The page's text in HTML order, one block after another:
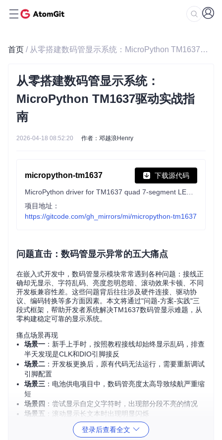
首页 / 从零搭建数码管显示系统：MicroPython TM1637驱动实战指南
从零搭建数码管显示系统：
MicroPython TM1637驱动实战指
南
2026-04-18 08:52:20 作者：邓越浪Henry
micropython-tm1637 下载源代码
项目地址：
https://gitcode.com/gh_mirrors/mi/micropython-tm1637
问题直击：数码管显示异常的五大痛点
在嵌入式开发中，数码管显示模块常常遇到各种问题：接线正
确却无显示、字符乱码、亮度忽明忽暗、滚动效果卡顿、不同
开发板兼容性差。这些问题背后往往涉及硬件连接、驱动协
议、编码转换等多方面因素。本文将通过"问题-方案-实践"三
段式框架，帮助开发者系统解决TM1637数码管显示难题，从
零构建稳定可靠的显示系统。
痛点场景再现
场景一 ：新手上手时，按照教程接线却始终显示乱码，排查
半天发现是CLK和DIO引脚接反
场景二 ：开发板更换后，原有代码无法运行，需要重新调试
引脚配置
场景三 ：电池供电项目中，数码管亮度太高导致续航严重缩
短
场景四 ：尝试显示自定义字符时，出现部分段不亮的情况
场景五 ：滚动显示长文本时出现明显闪烁
方案解析：TM1637驱动核心技术原理
登录后查看全文